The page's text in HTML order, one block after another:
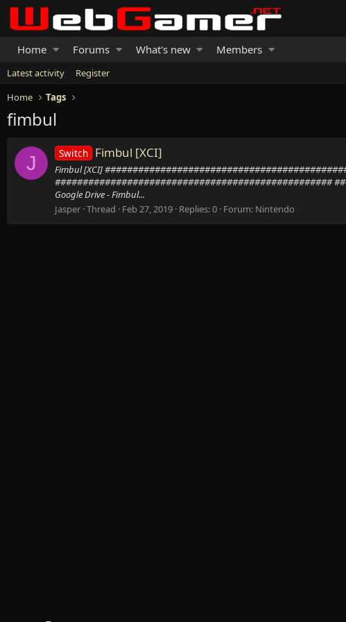
Home Forums What's new Members
Latest activity
Register
Home
Tags
fimbul
J Switch Fimbul [XCI]
Fimbul [XCI]
##################################################
Google Drive - Fimbul...
Jasper Thread Feb 27, 2019 Replies: 0 Forum: Nintendo